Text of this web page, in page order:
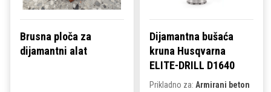
Brusna ploča za
dijamantni alat
Dijamantna bušaća
kruna Husqvarna
ELITE-DRILL D1640
Prikladno za: Armirani beton